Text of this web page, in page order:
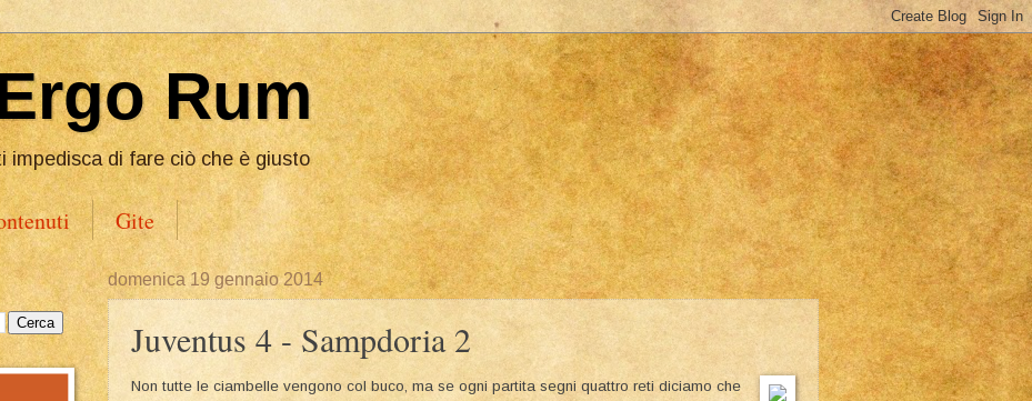
Rum
impedisca di fare ciò che è giusto
Gite
domenica 19 gennaio 2014
Juventus 4 - Sampdoria 2
Non tutte le ciambelle vengono col buco, ma se ogni partita segni quattro reti diciamo che